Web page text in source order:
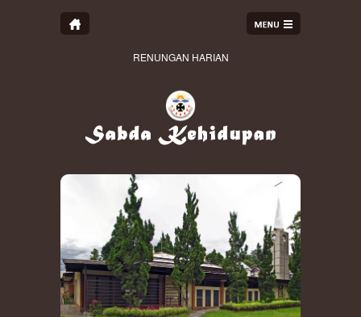
RENUNGAN HARIAN